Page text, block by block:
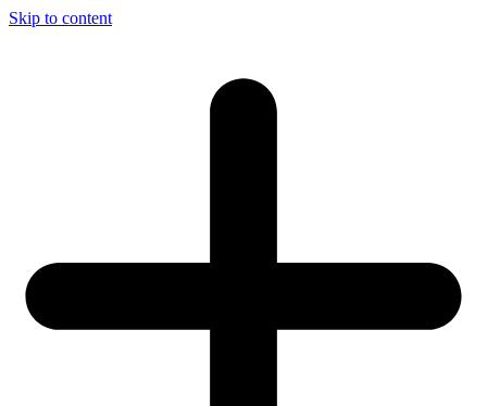
Skip to content